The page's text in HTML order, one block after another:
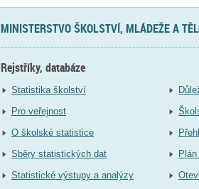
MINISTERSTVO ŠKOLSTVÍ, MLÁDEŽE A
Rejstříky, databáze
Statistika školství
Pro veřejnost
O školské statistice
Sběry statistických dat
Statistické výstupy a analýzy